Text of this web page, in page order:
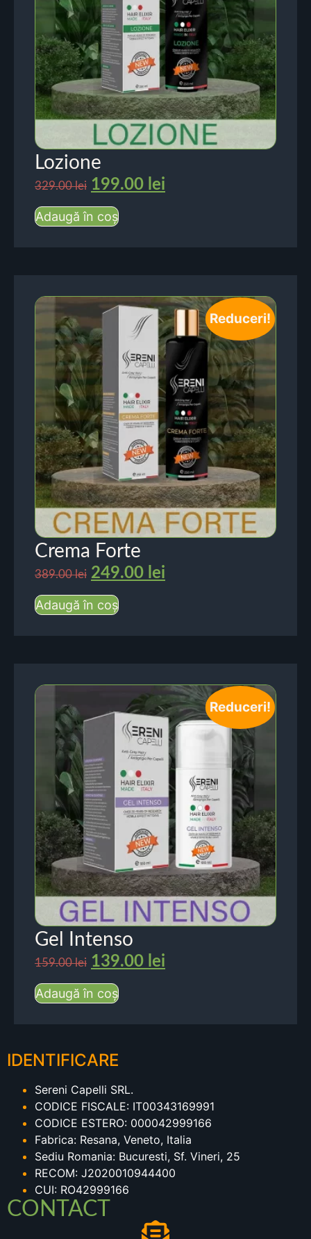
Lozione
329.00lei 199.00 lei
Adaugă în coș
Reduceri!
Crema Forte
389.00lei 249.00 lei
Adaugă în coș
Reduceri!
Gel Intenso
159.00lei 139.00 lei
Adaugă în coș
IDENTIFICARE
Sereni Capelli SRL.
CODICE FISCALE: IT00343169991
CODICE ESTERO: 000042999166
Fabrica: Resana, Veneto, Italia
Sediu Romania: Bucuresti, Sf. Vineri, 25
RECOM: J2020010944400
CUI: RO42999166
CONTACT